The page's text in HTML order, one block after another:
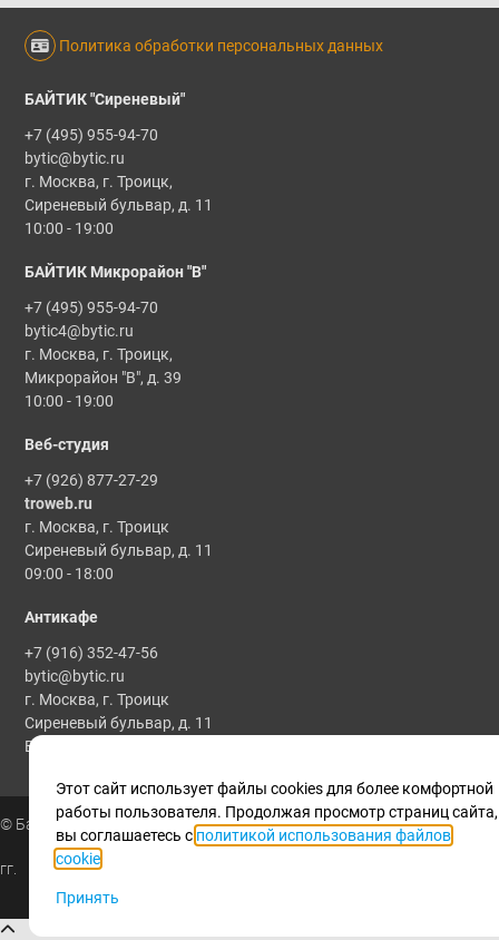
Политика обработки персональных данных
БАЙТИК "Сиреневый"
+7 (495) 955-94-70
bytic@bytic.ru
г. Москва, г. Троицк,
Сиреневый бульвар, д. 11
10:00 - 19:00
БАЙТИК Микрорайон "В"
+7 (495) 955-94-70
bytic4@bytic.ru
г. Москва, г. Троицк,
Микрорайон "В", д. 39
10:00 - 19:00
Веб-студия
+7 (926) 877-27-29
troweb.ru
г. Москва, г. Троицк
Сиреневый бульвар, д. 11
09:00 - 18:00
Антикафе
+7 (916) 352-47-56
bytic@bytic.ru
г. Москва, г. Троицк
Сиреневый бульвар, д. 11
Все мероприятия проводятся по предварительной записи
© Байтик, 1986 - 2025
гг.
Этот сайт использует файлы cookies для более комфортной
работы пользователя. Продолжая просмотр страниц сайта,
вы соглашаетесь с политикой использования файлов
cookie
Принять